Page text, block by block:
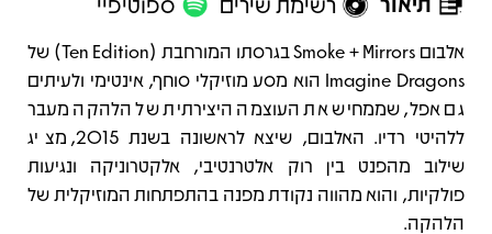
תיאור
אלבום Smoke + Mirrors בגרסתו המורחבת (Ten Edition) של
Imagine Dragons הוא מסע מוזיקלי סוחף, אינטימי ולעיתים
גם אפל, שממחיש את העוצמה היצירתית של הלהקה מעבר
ללהיטי רדיו. האלבום, שיצא לראשונה בשנת 2015, מציג
שילוב מהפנט בין רוק אלטרנטיבי, אלקטרוניקה ונגיעות
פולקיות, והוא מהווה נקודת מפנה בהתפתחות המוזיקלית של
הלהקה.